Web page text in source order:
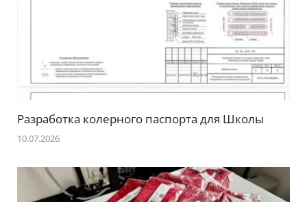
Разработка колерного паспорта для Школы
10.07.2026